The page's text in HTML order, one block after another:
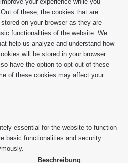
of these, the cookies that are
on your browser as they are
functionalities of the website. We
help us analyze and understand how
will be stored in your browser
have the option to opt-out of these
of these cookies may affect your
essential for the website to function
basic functionalities and security
Beschreibung